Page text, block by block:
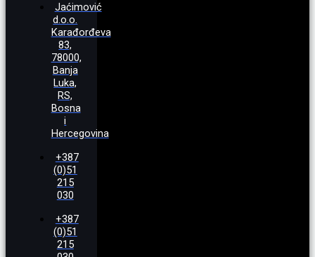
Jaćimović
d.o.o.
Karađorđeva
83,
78000,
Banja
Luka,
RS,
Bosna
i
Hercegovina
+387
(0)51
215
030
+387
(0)51
215